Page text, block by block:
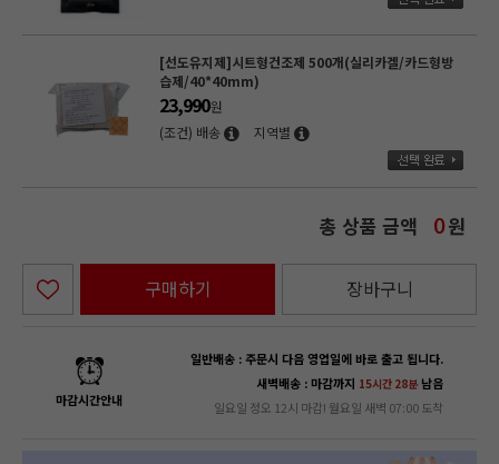
[선도유지제]시트형건조제 500개(실리카겔/카드형방
습제/40*40mm)
23,990원
(조건) 배송
지역별
총 상품 금액 0원
구매하기 장바구니
마감시간안내
일반배송 : 주문시 다음 영업일에 바로 출고 됩니다.
새벽배송 : 마감까지 15시간 28분남음
일요일 정오 12시 마감! 월요일 새벽 07:00 도착